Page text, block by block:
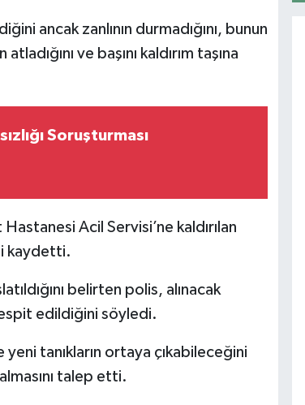
ancak zanlının durmadığını, bunun
ve başını kaldırım taşına
Soruşturması
Acil Servisi’ne kaldırılan
kaydetti.
belirten polis, alınacak
edildiğini söyledi.
tanıkların ortaya çıkabileceğini
talep etti.